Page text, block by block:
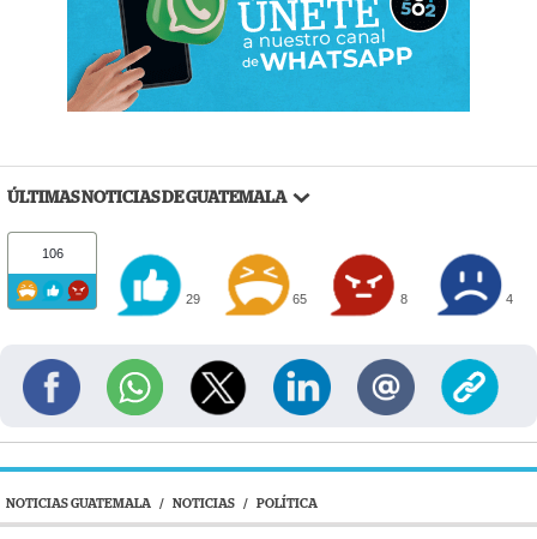
ÚLTIMAS NOTICIAS DE GUATEMALA
106
29 65 8 4
NOTICIAS GUATEMALA / NOTICIAS / POLÍTICA